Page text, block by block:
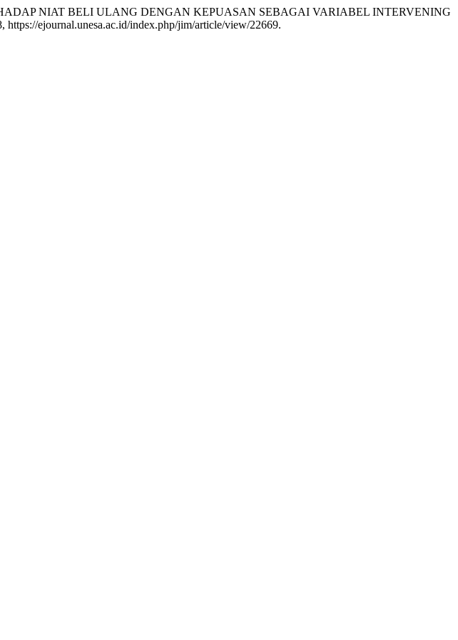
NIAT BELI ULANG DENGAN KEPUASAN SEBAGAI VARIABEL INTERVENING
https://ejournal.unesa.ac.id/index.php/jim/article/view/22669.